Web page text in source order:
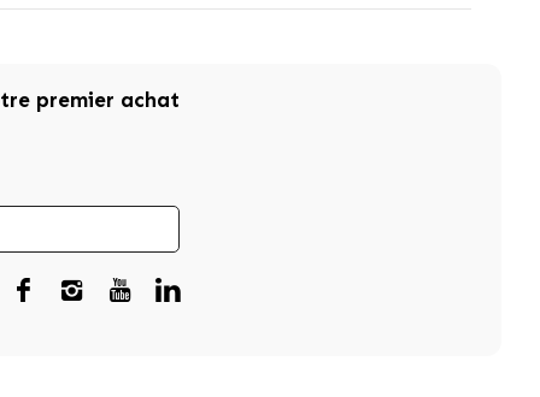
premier achat